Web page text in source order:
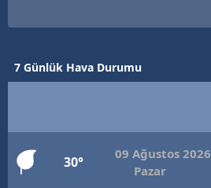
7 Günlük Hava Durumu
30°
09 Ağustos 2026
Pazar